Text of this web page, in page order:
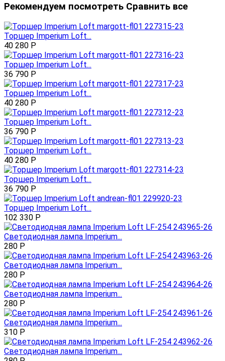
Рекомендуем посмотреть Сравнить все
Торшер Imperium Loft...
40 280 Р
Торшер Imperium Loft...
36 790 Р
Торшер Imperium Loft...
40 280 Р
Торшер Imperium Loft...
36 790 Р
Торшер Imperium Loft...
40 280 Р
Торшер Imperium Loft...
36 790 Р
Торшер Imperium Loft...
102 330 Р
Светодиодная лампа Imperium...
280 Р
Светодиодная лампа Imperium...
280 Р
Светодиодная лампа Imperium...
280 Р
Светодиодная лампа Imperium...
310 Р
Светодиодная лампа Imperium...